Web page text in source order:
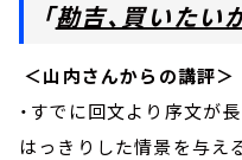
「勘吉、買いた
＜山内さんからの講評＞
・すでに回文より序文が
はっきりした情景を与え